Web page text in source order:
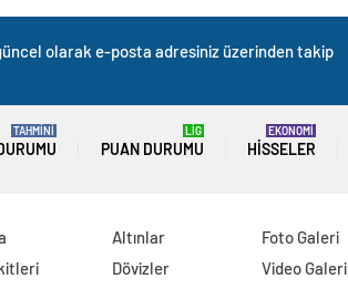
olarak e-posta adresiniz üzerinden takip
TAHMİNİ
PUAN DURUMU
LİG
HISSELER
EKONOMİ
Altınlar
Dövizler
Foto Galeri
Video Galeri